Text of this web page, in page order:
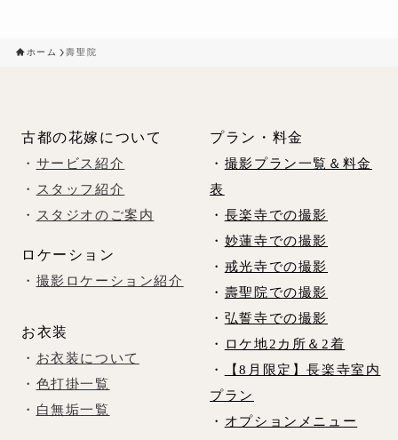
ホーム 壽聖院
古都の花嫁について
・ サービス紹介
・
スタッフ紹介
・
スタジオのご案内
ロケーション
・ 撮影ロケーション紹介
お衣装
・ お衣装について
・ 色打掛一覧
・ 白無垢一覧
プラン・料金
・ 撮影プラン一覧＆料金
表
・ 長楽寺での撮影
・ 妙蓮寺での撮影
・ 戒光寺での撮影
・ 壽聖院での撮影
・ 弘誓寺での撮影
・
ロケ地2カ所＆2着
・
【8月限定】長楽寺室内
プラン
・ オプションメニュー